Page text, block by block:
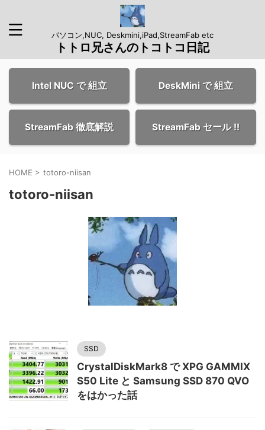
パソコン,NUC, Deskmini,iPad,StreamFab etc
トトロ兄さんのトコトコ日記
Intel NUC で 組立 DeskMini で 組立
StreamFab 徹底解説 StreamFab セール !!
HOME > totoro-niisan
totoro-niisan
SSD
CrystalDiskMark8 で XPG GAMMIX
S50 Lite と Samsung SSD 870 QVO
をはかった話